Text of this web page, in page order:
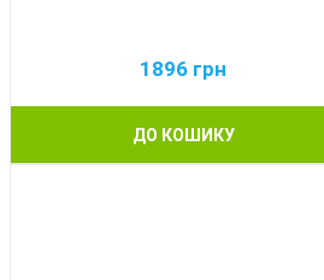
1896 грн
ДО КОШИКУ